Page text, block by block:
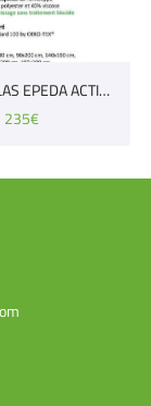
SURMATELAS EPEDA ACTIF MEMO
235€